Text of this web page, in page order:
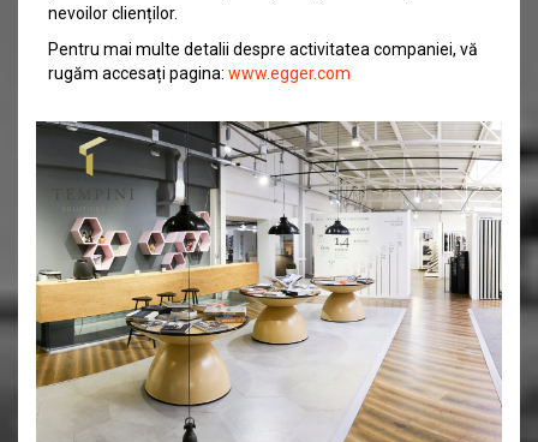
nevoilor clienților.
Pentru mai multe detalii despre activitatea companiei, vă
rugăm accesați pagina: www.egger.com